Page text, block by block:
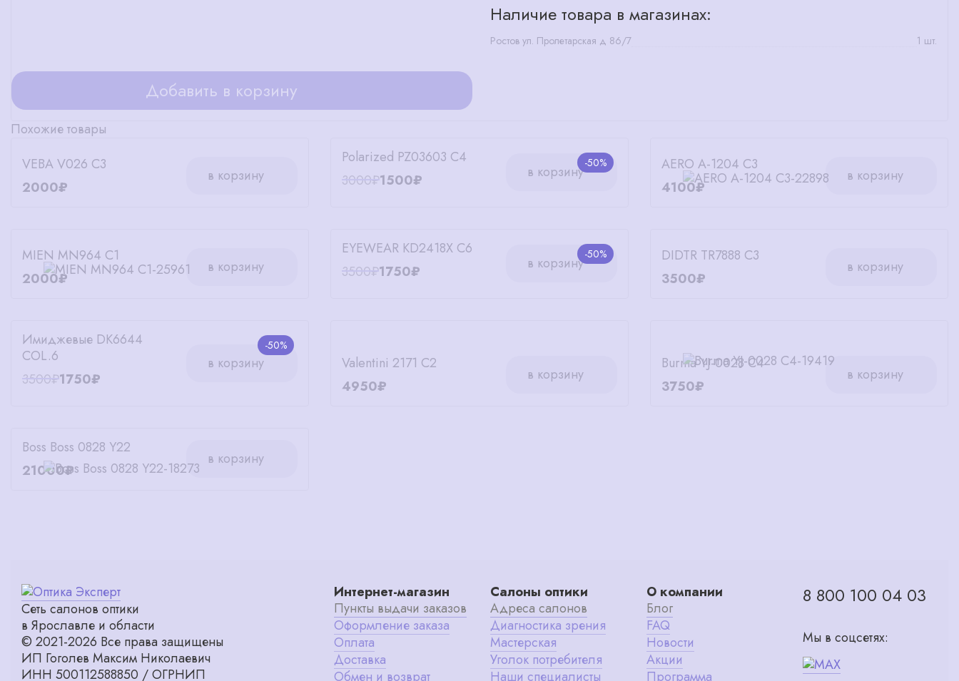
Наличие товара в магазинах:
Ростов ул. Пролетарская д 86/7 1 шт.
Добавить в корзину
Похожие товары
VEBA V026 C3
2000₽
в корзину
-50%
Polarized PZ03603 C4
3000₽1500₽ в корзину
AERO A-1204 C3
4100₽
в корзину
MIEN MN964 C1
2000₽
в корзину
-50%
EYEWEAR KD2418X C6
3500₽1750₽ в корзину
DIDTR TR7888 C3
3500₽
в корзину
-50%
Имиджевые DK6644
COL.6
3500₽1750₽
в корзину
Valentini 2171 C2
4950₽
в корзину
Burma YJ-0028 C4
3750₽
в корзину
Boss Boss 0828 Y22
21000₽
в корзину
Сеть салонов оптики
в Ярославле и области
© 2021-2026 Все права защищены
ИП Гоголев Максим Николаевич
ИНН 500112588850 / ОГРНИП
Интернет-магазин
Пункты выдачи заказов
Оформление заказа
Оплата
Доставка
Обмен и возврат
Салоны оптики
Адреса салонов
Диагностика зрения
Мастерская
Уголок потребителя
Наши специалисты
О компании
Блог
FAQ
Новости
Акции
Программа
8 800 100 04 03
Мы в соцсетях: